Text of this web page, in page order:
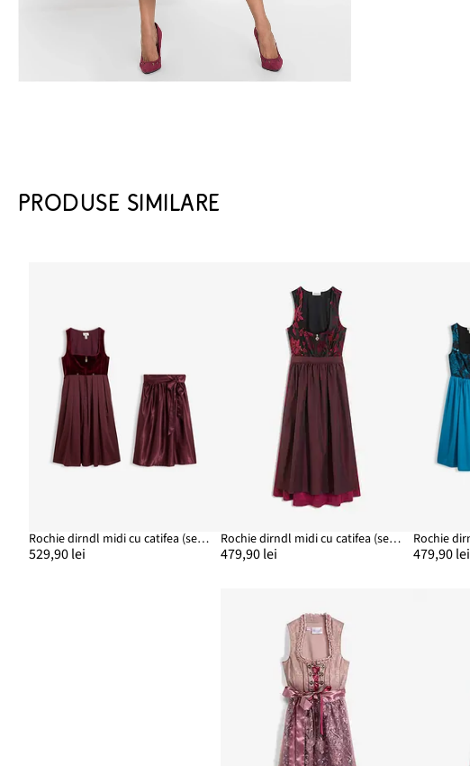
PRODUSE SIMILARE
Rochie dirndl midi cu catifea (set/2 piese)
529,90 lei
Rochie dirndl midi cu catifea (set/2 piese)
479,90 lei 479,90 lei